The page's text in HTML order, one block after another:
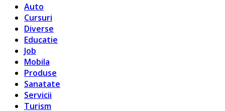
Auto
Cursuri
Diverse
Educatie
Job
Mobila
Produse
Sanatate
Servicii
Turism